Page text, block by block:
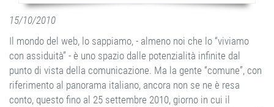
15/10/2010
Il mondo del web, lo sappiamo, - almeno noi che lo “viviamo
con assiduità” - è uno spazio dalle potenzialità infinite dal
punto di vista della comunicazione. Ma la gente “comune”, con
riferimento al panorama italiano, ancora non se ne è resa
conto, questo fino al 25 settembre 2010, giorno in cui il